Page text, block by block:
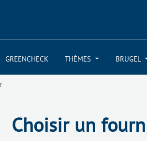
GREENCHECK THÈMES BRUGEL
Choisir un